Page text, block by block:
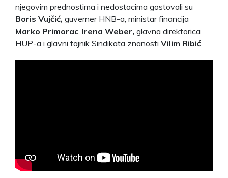
njegovim prednostima i nedostacima gostovali su
Boris Vujčić, guverner HNB-a, ministar financija
Marko Primorac Irena Weber, glavna direktorica
HUP-a i glavni tajnik Sindikata znanosti Vilim Ribić